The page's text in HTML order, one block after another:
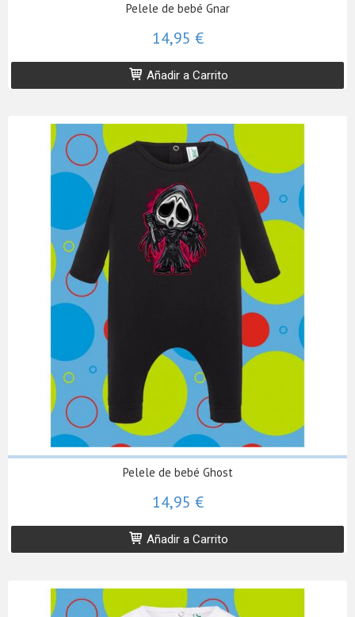
Pelele de bebé Gnar
14,95 €
Añadir a Carrito
Pelele de bebé Ghost
14,95 €
Añadir a Carrito